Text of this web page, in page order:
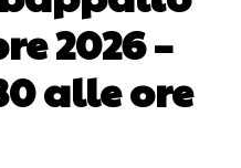
2026 –
alle ore